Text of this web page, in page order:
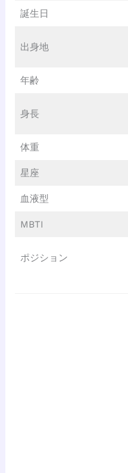
誕生日
出身地
年齢
身長
体重
星座
血液型
MBTI
ポジション